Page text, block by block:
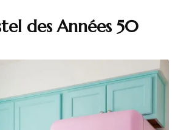
des Années 50